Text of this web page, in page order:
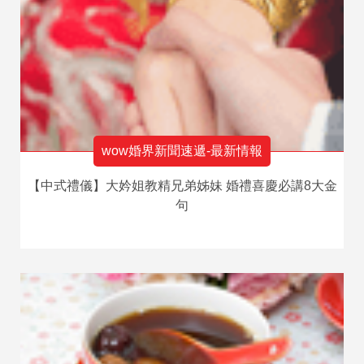
wow婚界新聞速遞-最新情報
【中式禮儀】大妗姐教精兄弟姊妹 婚禮喜慶必講8大金
句